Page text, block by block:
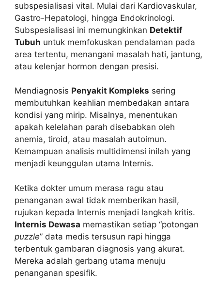
subspesialisasi vital. Mulai dari Kardiovaskular,
Gastro-Hepatologi, hingga Endokrinologi.
Subspesialisasi ini memungkinkan Detektif
Tubuh untuk memfokuskan pendalaman pada
area tertentu, menangani masalah hati, jantung,
atau kelenjar hormon dengan presisi.
Mendiagnosis Penyakit Kompleks sering
membutuhkan keahlian membedakan antara
kondisi yang mirip. Misalnya, menentukan
apakah kelelahan parah disebabkan oleh
anemia, tiroid, atau masalah autoimun.
Kemampuan analisis multidimensi inilah yang
menjadi keunggulan utama Internis.
Ketika dokter umum merasa ragu atau
penanganan awal tidak memberikan hasil,
rujukan kepada Internis menjadi langkah kritis.
Internis Dewasa memastikan setiap “potongan
puzzle” data medis tersusun rapi hingga
terbentuk gambaran diagnosis yang akurat.
Mereka adalah gerbang utama menuju
penanganan spesifik.